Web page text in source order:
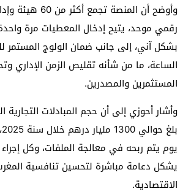
وأوضح أن المنصة
رقمي موحد، يتيح إدخال المعطيات مرة
بشكل آني، إلى جانب ضمان الولوج المستمر
الساعة، ما من شأنه تقليص الزمن الإداري
المستثمرين والمصدرين.
وأشار أحوزي إلى أن حجم المبادلات التجارية
يوم يتم ربحه في معالجة الملفات، وكل
يشكل دعامة مباشرة لتحسين تنافسية
الاقتصادية.